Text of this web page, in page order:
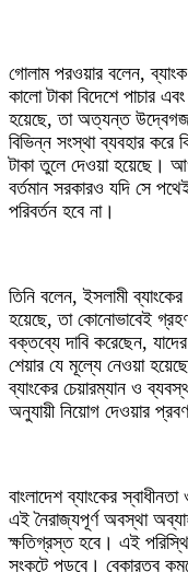
গোলাম পরওয়ার বলেন,
কালো টাকা বিদেশে পাচার
হয়েছে, তা অত্যন্ত
বিভিন্ন সংস্থা ব্যবহার করে
টাকা তুলে দেওয়া হয়েছে।
বর্তমান সরকারও যদি সে
পরিবর্তন হবে না।
তিনি বলেন, ইসলামী ব্যাংকের
হয়েছে, তা কোনোভাবেই
বক্তব্যে দাবি করেছেন,
শেয়ার যে মূল্যে নেওয়া
ব্যাংকের চেয়ারম্যান ও
অনুযায়ী নিয়োগ দেওয়ার
বাংলাদেশ ব্যাংকের
এই নৈরাজ্যপূর্ণ অবস্থা
ক্ষতিগ্রস্ত হবে। এই
সংকটে পড়বে। বেকারত্ব